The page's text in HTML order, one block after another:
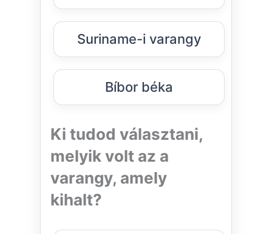
Suriname-i varangy
Bíbor béka
Ki tudod választani,
melyik volt az a
varangy, amely
kihalt?